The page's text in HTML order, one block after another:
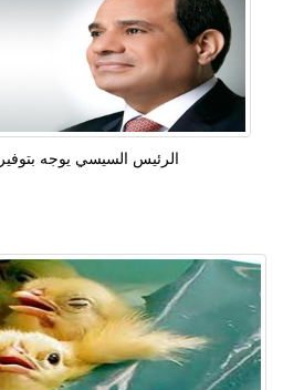
الرئيس السيسي يوجه بتوفير 10 مليارات جنيه